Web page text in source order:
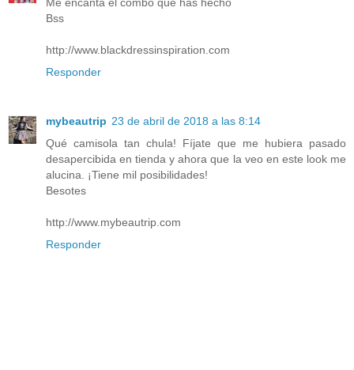
Bss
http://www.blackdressinspiration.com
Responder
mybeautrip 23 de abril de 2018 a las 8:14
Qué camisola tan chula! Fíjate que me hubiera pasado
desapercibida en tienda y ahora que la veo en este look me
alucina. ¡Tiene mil posibilidades!
Besotes
http://www.mybeautrip.com
Responder